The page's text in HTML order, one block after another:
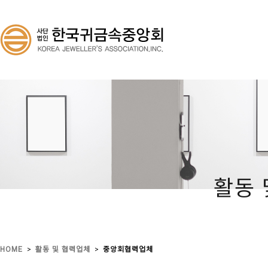
활동
HOME > 활동 및 협력업체 > 중앙회협력업체